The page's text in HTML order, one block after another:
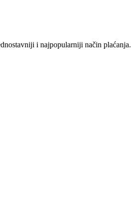
i najpopularniji način plaćanja.